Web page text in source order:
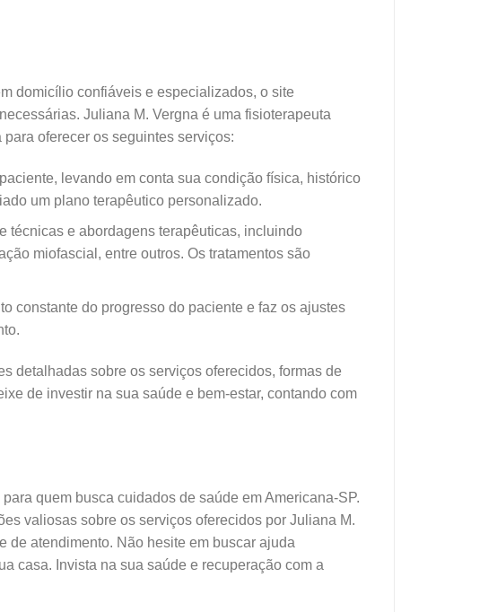
domicílio confiáveis e especializados, o site
Juliana M. Vergna é uma fisioterapeuta
oferecer os seguintes serviços:
levando em conta sua condição física, histórico
um plano terapêutico personalizado.
técnicas e abordagens terapêuticas, incluindo
miofascial, entre outros. Os tratamentos são
constante do progresso do paciente e faz os ajustes
detalhadas sobre os serviços oferecidos, formas de
de investir na sua saúde e bem-estar, contando com
quem busca cuidados de saúde em Americana-SP.
valiosas sobre os serviços oferecidos por Juliana M.
de atendimento. Não hesite em buscar ajuda
casa. Invista na sua saúde e recuperação com a